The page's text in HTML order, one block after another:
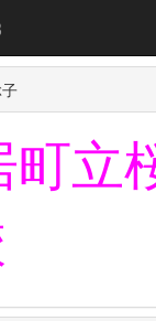
町立